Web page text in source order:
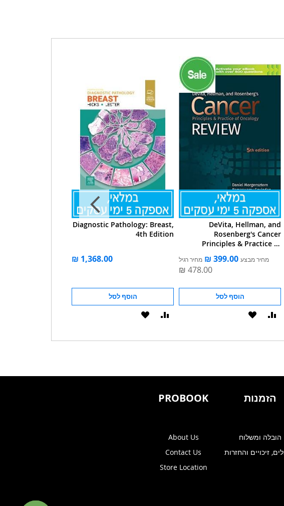
Diagnostic Pathology: Breast,
4th Edition
הוסף לסל
הוסף
DeVita, Hellman, and
Rosenberg's Cancer
Principles & Practice of
מחיר מבצע מחיר רגיל
הוסף לסל
הוסף
הזמנות
הובלה ומשלוח
זיכויים והחזרות
PROBOOK
About Us
Contact Us
Store Location